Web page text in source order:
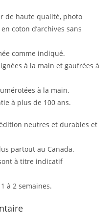
de haute qualité, photo
coton d’archives sans
comme indiqué.
à la main et gaufrées à
à la main.
à plus de 100 ans.
neutres et durables et
partout au Canada.
à titre indicatif
à 2 semaines.